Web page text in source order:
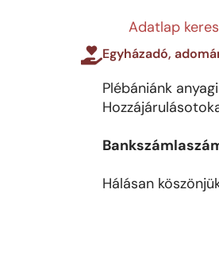
Adatlap
Egyházadó,
Plébániánk
Hálásan